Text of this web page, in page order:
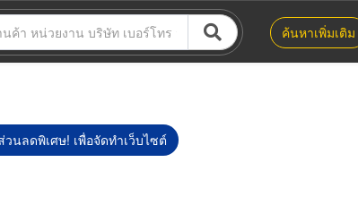
ค้นหาเพิ่มเติม
นลดพิเศษ! เพื่อจัดทำเว็บไซต์